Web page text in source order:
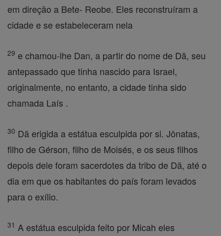
em direção a Bete- Reobe. Eles reconstruíram a
cidade e se estabeleceram nela
29 e chamou-lhe Dan, a partir do nome de Dã, seu
antepassado que tinha nascido para Israel,
originalmente, no entanto, a cidade tinha sido
chamada Laís .
30 Dã erigida a estátua esculpida por si. Jônatas,
filho de Gérson, filho de Moisés, e os seus filhos
depois dele foram sacerdotes da tribo de Dã, até o
dia em que os habitantes do país foram levados
para o exílio.
31 A estátua esculpida feito por Micah eles